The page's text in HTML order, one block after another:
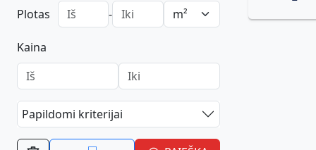
Plotas -
Kaina
Papildomi kriterijai